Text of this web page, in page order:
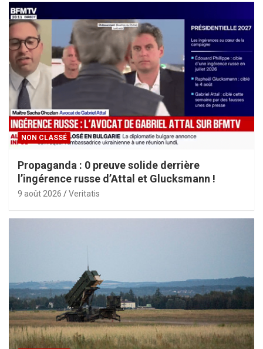
NON CLASSÉ
Propaganda : 0 preuve solide derrière
l’ingérence russe d’Attal et Glucksmann !
9 août 2026 Veritatis